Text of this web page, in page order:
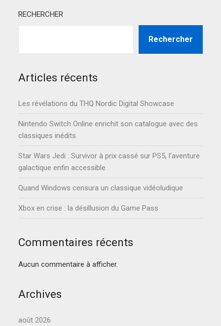
RECHERCHER
Rechercher
Articles récents
Les révélations du THQ Nordic Digital Showcase
Nintendo Switch Online enrichit son catalogue avec des
classiques inédits
Star Wars Jedi : Survivor à prix cassé sur PS5, l’aventure
galactique enfin accessible
Quand Windows censura un classique vidéoludique
Xbox en crise : la désillusion du Game Pass
Commentaires récents
Aucun commentaire à afficher.
Archives
août 2026